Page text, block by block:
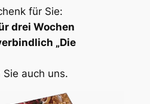
für Sie:
drei Wochen
„Die
auch uns.